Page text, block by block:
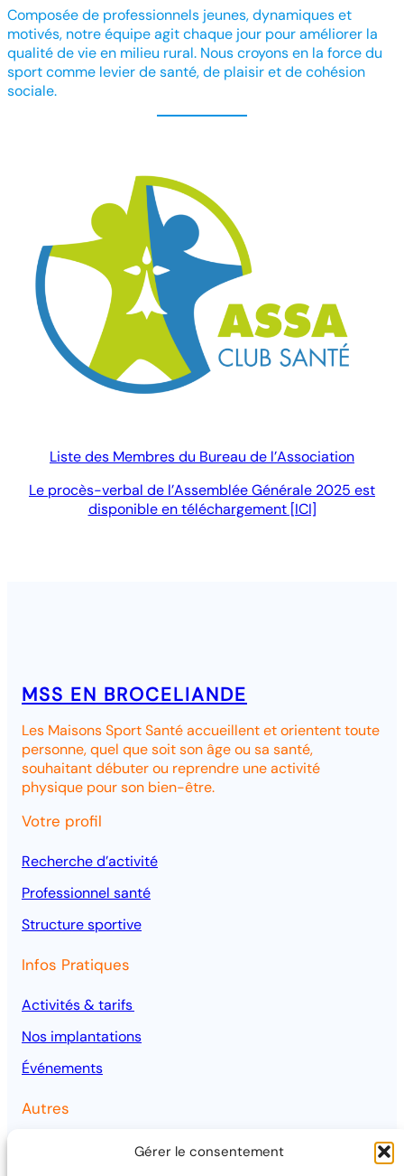
Gérer le consentement
Composée de professionnels jeunes, dynamiques et
motivés, notre équipe agit chaque jour pour améliorer la
qualité de vie en milieu rural. Nous croyons en la force du
sport comme levier de santé, de plaisir et de cohésion
sociale.
Liste des Membres du Bureau de l’Association
Le procès-verbal de l’Assemblée Générale 2025 est
disponible en téléchargement [ICI]
MSS EN BROCELIANDE
Les Maisons Sport Santé accueillent et orientent toute
personne, quel que soit son âge ou sa santé,
souhaitant débuter ou reprendre une activité
physique pour son bien-être.
Votre profil
Recherche d’activité
Professionnel santé
Structuresportive
Infos Pratiques
Activités & tarifs
Nos implantations
Événements
Autres
Qui sommes-nous ?